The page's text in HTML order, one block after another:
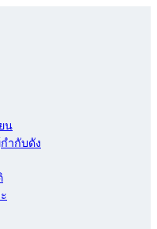
น
ำกับดัง